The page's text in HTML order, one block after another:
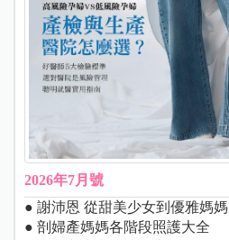
2026年7月號
● 謝沛恩 從甜美少女到優雅媽媽
● 剖婦產媽媽各階段照護大全